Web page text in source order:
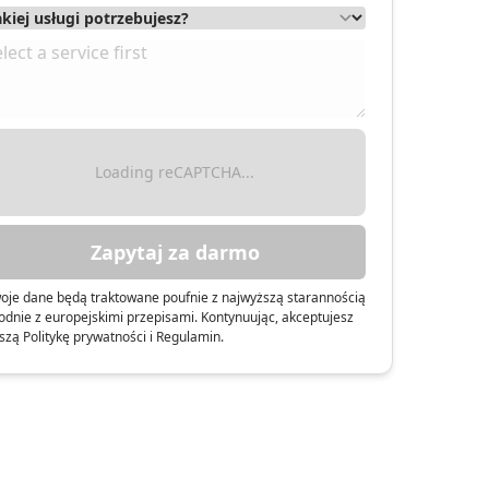
Loading reCAPTCHA...
Zapytaj za darmo
dane będą traktowane poufnie z najwyższą starannością
z europejskimi przepisami. Kontynuując, akceptujesz
Politykę prywatności i Regulamin.